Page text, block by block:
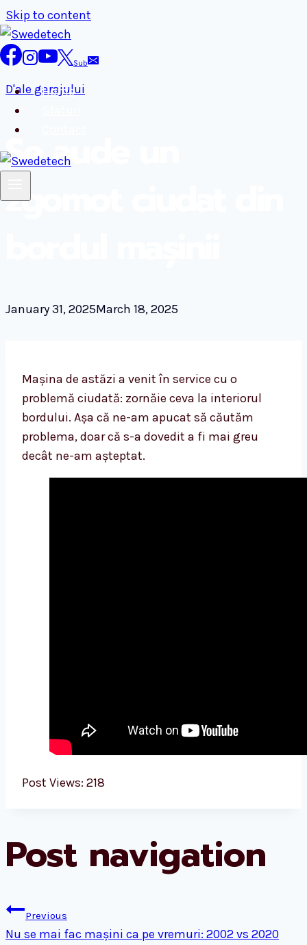
Skip to content
Sub
Home
D'ale garajului
Se aude un
zgomot ciudat din
January 31, 2025March 18, 2025
Mașina de astăzi a venit în service cu o
problemă ciudată: zornăie ceva la interiorul
bordului. Așa că ne-am apucat să căutăm
problema, doar că s-a dovedit a fi mai greu
decât ne-am așteptat.
Post Views: 218
Post navigation
Previous
Nu se mai fac mașini ca pe vremuri: 2002 vs 2020